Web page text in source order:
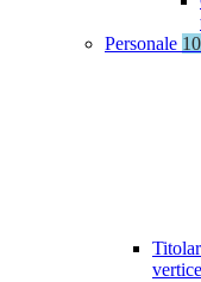
Personale
vertice